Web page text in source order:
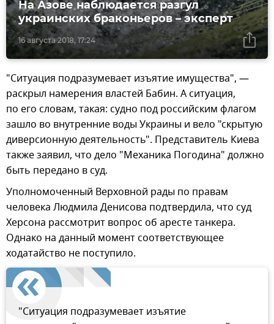
16 августа 2018, 17:24
На Азове наблюдается разгул
украинских браконьеров – эксперт
"Ситуация подразумевает изъятие имущества", —
раскрыл намерения властей Бабин. А ситуация,
по его словам, такая: судно под российским флагом
зашло во внутренние воды Украины и вело "скрытую
диверсионную деятельность". Представитель Киева
также заявил, что дело "Механика Погодина" должно
быть передано в суд.
Уполномоченный Верховной рады по правам
человека Людмила Денисова подтвердила, что суд
Херсона рассмотрит вопрос об аресте танкера.
Однако на данный момент соответствующее
ходатайство не поступило.
"Ситуация подразумевает изъятие